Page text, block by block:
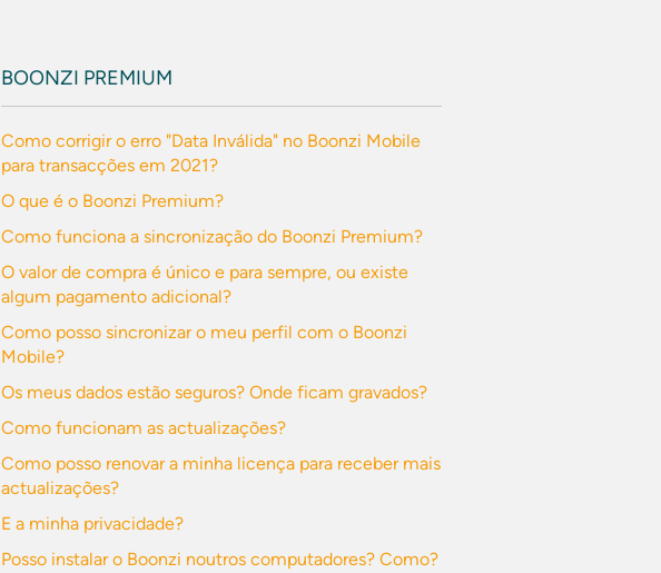
BOONZI PREMIUM
Como corrigir o erro "Data Inválida" no Boonzi Mobile
para transacções em 2021?
O que é o Boonzi Premium?
Como funciona a sincronização do Boonzi Premium?
O valor de compra é único e para sempre, ou existe
algum pagamento adicional?
Como posso sincronizar o meu perfil com o Boonzi
Mobile?
Os meus dados estão seguros? Onde ficam gravados?
Como funcionam as actualizações?
Como posso renovar a minha licença para receber mais
actualizações?
E a minha privacidade?
Posso instalar o Boonzi noutros computadores? Como?